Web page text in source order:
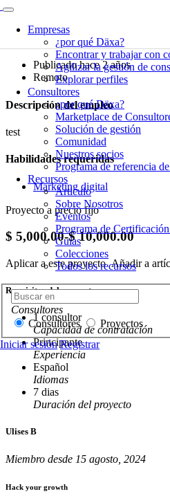
Empresas
¿por qué Däxa?
Encontrar y trabajar con
Agilizar la gestión de
Explorar perfiles
Consultores
¿por qué Däxa?
Marketplace de
Solución de gestión
Comunidad
Nuestros socios
Programa de referencia
Recursos
Articulo
Sobre Nosotros
Eventos
Programa de
Guías
Colecciones
Todos los recursos
Consultores
Consultores
Proyectos
Iniciar sesión Registrar
campaña google ads
Publicado hace 2 años
Remoto
Descripción del empleo
test
Habilidades requeridas
Marketing digital
Proyecto a precio fijo
$ 5,000.00-$ 10,000.00
Aplicar a este proyecto Añadir a
Requisitos del proyecto
1 consultor
Capacidad de contratación
Principante
Experiencia
Español
Idiomas
7 dias
Duración del proyecto
Ulises B
Miembro desde 15 agosto, 2024
Hack your growth